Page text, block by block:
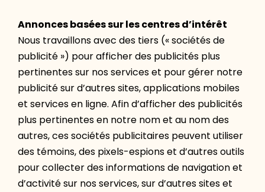
Annonces basées sur les centres d’intérêt
Nous travaillons avec des tiers (« sociétés de
publicité ») pour afficher des publicités plus
pertinentes sur nos services et pour gérer notre
publicité sur d’autres sites, applications mobiles
et services en ligne. Afin d’afficher des publicités
plus pertinentes en notre nom et au nom des
autres, ces sociétés publicitaires peuvent utiliser
des témoins, des pixels-espions et d’autres outils
pour collecter des informations de navigation et
d’activité sur nos services, sur d’autres sites et